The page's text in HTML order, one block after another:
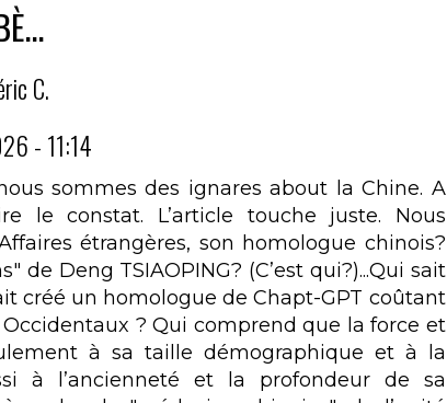
C.
- 11:14
sommes des ignares about la Chine. A
le constat. L’article touche juste. Nous
étrangères, son homologue chinois?
Deng TSIAOPING? (C’est qui?)...Qui sait
créé un homologue de Chapt-GPT coûtant
? Qui comprend que la force et
à sa taille démographique et à la
à l’ancienneté et la profondeur de sa